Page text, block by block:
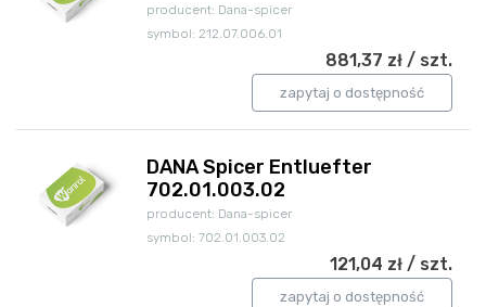
producent: Dana-spicer
symbol: 212.07.006.01
881,37 zł / szt.
zapytaj o dostępność
DANA Spicer Entluefter
702.01.003.02
producent: Dana-spicer
symbol: 702.01.003.02
121,04 zł / szt.
zapytaj o dostępność